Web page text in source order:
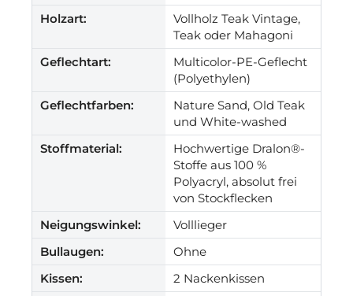
Holzart:
Vollholz Teak Vintage,
Teak oder Mahagoni
Geflechtart:
Multicolor-PE-Geflecht
(Polyethylen)
Geflechtfarben:
Nature Sand, Old Teak
und White-washed
Stoffmaterial:
Hochwertige Dralon®-
Stoffe aus 100 %
Polyacryl, absolut frei
von Stockflecken
Neigungswinkel:
Volllieger
Bullaugen:
Ohne
Kissen:
2 Nackenkissen